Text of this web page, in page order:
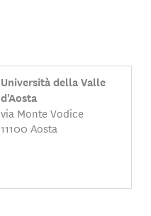
Università della Valle
d'Aosta
via Monte Vodice
11100 Aosta